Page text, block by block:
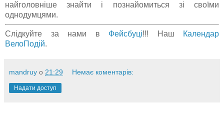
найголовніше знайти і познайомиться зі своїми
однодумцями.
Слідкуйте за нами в Фейсбуці!!! Наш
Календар
ВелоПодій.
mandruy о 21:29 Немає коментарів:
Надати доступ